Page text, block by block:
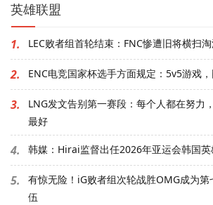
英雄联盟
1. LEC败者组首轮结束：FNC惨遭旧将横扫
2. ENC电竞国家杯选手方面规定：5v5游戏
3.
LNG发文告别第一赛段：每个人都在努力
最好
4. 韩媒：Hirai监督出任2026年亚运会韩国
5.
有惊无险！iG败者组次轮战胜OMG成为
伍